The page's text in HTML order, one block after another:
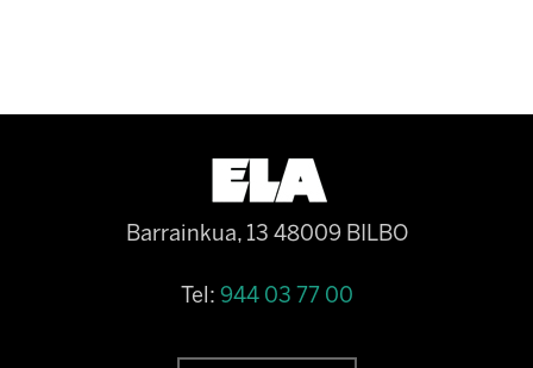
Barrainkua, 13 48009 BILBO
Tel: 944 03 77 00